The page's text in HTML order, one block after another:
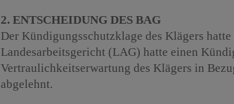
2. ENTSCHEIDUNG DES BAG
Der Kündigungsschutzklage des Klägers
Landesarbeitsgericht (LAG) hatte einen
Vertraulichkeitserwartung des Klägers in
abgelehnt.